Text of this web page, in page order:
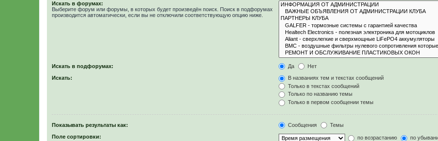
Искать в форумах:
Выберите форум или форумы, в которых будет произведён поиск. Поиск в подфорумах
производится автоматически, если вы не отключили соответствующую опцию ниже.
Искать в подфорумах: Да Нет
Искать:
В названиях тем и текстах сообщений
Только в текстах сообщений
Только по названию темы
Только в первом сообщении темы
Показывать результаты как: Сообщения Темы
Поле сортировки: по возрастанию по